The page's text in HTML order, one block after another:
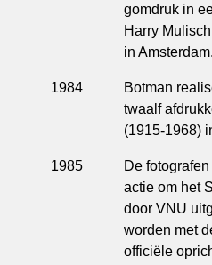
gomdruk in
Harry
in
1984
Botman
twaalf
(1915-1968)
1985
De
actie om het
door VNU
worden met
officiële